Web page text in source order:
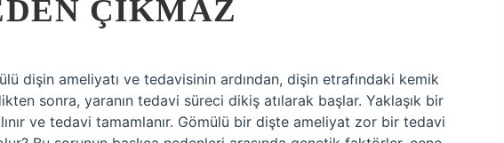
ÇIKMAZ
dişin ameliyatı ve tedavisinin ardından, dişin etrafındaki kemik
sonra, yaranın tedavi süreci dikiş atılarak başlar. Yaklaşık bir
ve tedavi tamamlanır. Gömülü bir dişte ameliyat zor bir tedavi